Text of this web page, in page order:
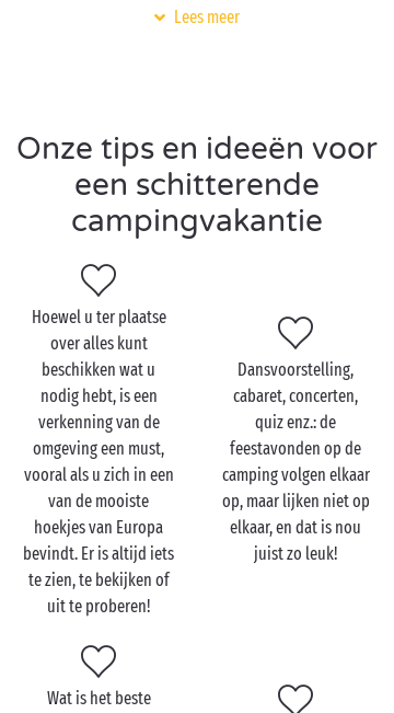
keuze dezelfde activiteiten … of proberen we nieuwe
ontspanning in het aquapark, de favoriete plek van
zowel de kleine als de grote kampeerders! Buiten-
en/of binnenzwembad, glijbanen, lagunes, het
aanbod van aquatische attracties verschilt per
camping CLUB, maar het plezier blijft hetzelfde! En
voor een extra vleugje ontspanning tijdens uw
verblijf beschikken sommige van onze campings over
een wellnessruimte!
En tot slot, voor wat betreft de diensten ter plaatste,
u vindt er alles wat u nodig hebt voor een 100%
geslaagd verblijf: kruidenierswinkel, restaurant, bar,
fietsverhuurservice, sportvoorzieningen, speelzaal
en nog heel veel meer!
Lees meer
Onze tips en ideeën voor
een schitterende
campingvakantie
Hoewel u ter plaatse
over alles kunt
beschikken wat u
nodig hebt, is een
verkenning van de
omgeving een must,
vooral als u zich in een
van de mooiste
hoekjes van Europa
bevindt. Er is altijd iets
te zien, te bekijken of
uit te proberen!
Dansvoorstelling,
cabaret, concerten,
quiz enz.: de
feestavonden op de
camping volgen elkaar
op, maar lijken niet op
elkaar, en dat is nou
juist zo leuk!
Wat is het beste